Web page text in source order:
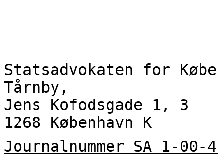
Statsadvokaten for
Tårnby,
Jens Kofodsgade 1, 3
1268 København K
Journalnummer SA 1-00-